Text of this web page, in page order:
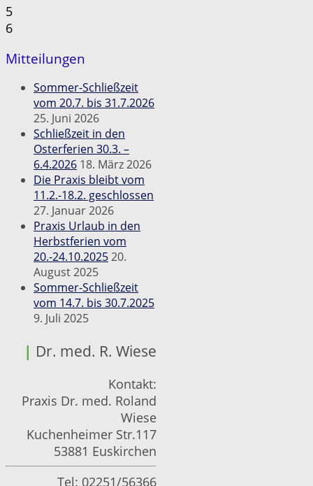
5
6
Mitteilungen
Sommer-Schließzeit
vom 20.7. bis 31.7.2026
25. Juni 2026
Schließzeit in den
Osterferien 30.3. –
6.4.2026 18. März 2026
Die Praxis bleibt vom
11.2.-18.2. geschlossen
27. Januar 2026
Praxis Urlaub in den
Herbstferien vom
20.-24.10.202520.
August 2025
Sommer-Schließzeit
vom 14.7. bis 30.7.2025
9. Juli 2025
| Dr. med. R. Wiese
Kontakt:
Praxis Dr. med. Roland
Wiese
Kuchenheimer Str.117
53881 Euskirchen
Tel: 02251/56366